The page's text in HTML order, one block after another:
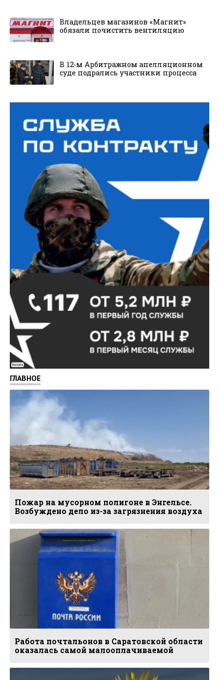
Владельцев магазинов «Магнит»
обязали почистить вентиляцию
В 12-м Арбитражном апелляционном
суде подрались участники процесса
Реклама
ГЛАВНОЕ
Пожар на мусорном полигоне в Энгельсе.
Возбуждено дело из-за загрязнения воздуха
Работа почтальонов в Саратовской области
оказалась самой малооплачиваемой